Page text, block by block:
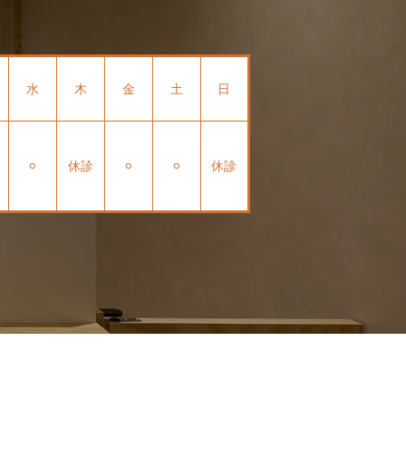
水 木 金 土 日
⚪︎ 休診 ⚪︎ ⚪︎ 休診